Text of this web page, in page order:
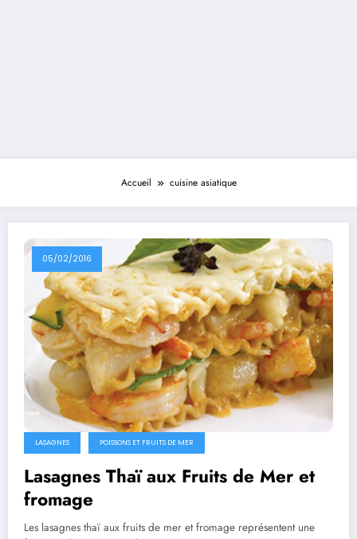
Accueil cuisine asiatique
05/02/2016
LASAGNES POISSONS ET FRUITS DE MER
Lasagnes Thaï aux Fruits de Mer et
fromage
Les lasagnes thaï aux fruits de mer et fromage représentent une